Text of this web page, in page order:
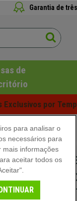
Garantia de
de
Exclusivos por
Cadeira
para analisar o
necessários para
mais informações
aceitar todos os